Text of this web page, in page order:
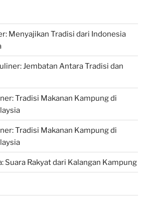
Menyajikan Tradisi dari Indonesia
Jembatan Antara Tradisi dan
Tradisi Makanan Kampung di
Tradisi Makanan Kampung di
Suara Rakyat dari Kalangan Kampung